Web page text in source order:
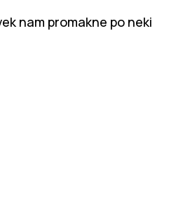
nam promakne po neki